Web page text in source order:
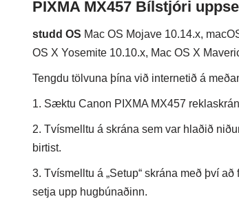
PIXMA MX457 Bílstjóri
studd OS Mac OS Mojave 10.14.x,
OS X Yosemite 10.10.x, Mac OS X
Tengdu tölvuna þína við internetið á
1. Sæktu Canon PIXMA MX457
2. Tvísmelltu á skrána sem var hlaðið
birtist.
3. Tvísmelltu á „Setup“ skrána með því
setja upp hugbúnaðinn.